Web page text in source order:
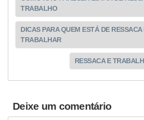
TRABALHO
DICAS PARA QUEM ESTÁ DE RESSACA
TRABALHAR
RESSACA E
Deixe um comentário
t
o